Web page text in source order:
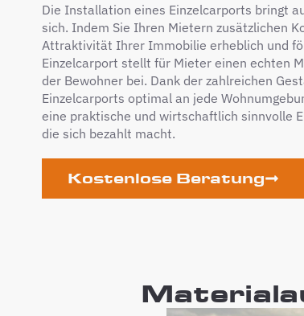
Die Installation eines Einzelcarports bringt
sich. Indem Sie Ihren Mietern zusätzlichen
Attraktivität Ihrer Immobilie erheblich und
Einzelcarport stellt für Mieter einen echten
der Bewohner bei. Dank der zahlreichen
Einzelcarports optimal an jede
eine praktische und wirtschaftlich sinnvolle
die sich bezahlt macht.
Kostenlose Beratung